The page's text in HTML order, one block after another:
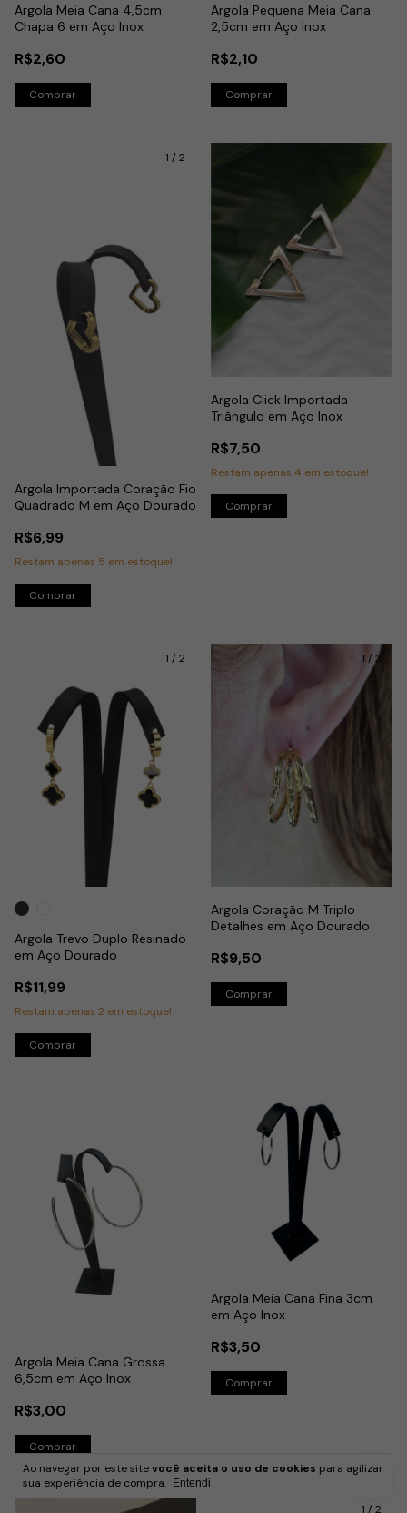
Ao navegar por este sitevocê aceita o uso de cookies para agilizar
sua experiência de compra.
Entendi
Argola Meia Cana 4,5cm
Chapa 6 em Aço Inox
R$2,60
Argola Pequena Meia Cana
2,5cm em Aço Inox
R$2,10
1 / 2
Argola Importada Coração Fio
Quadrado M em Aço Dourado
R$6,99
Restam apenas 5 em estoque!
Argola Click Importada
Triângulo em Aço Inox
R$7,50
Restam apenas 4 em estoque!
1 / 2
Argola Trevo Duplo Resinado
em Aço Dourado
R$11,99
Restam apenas 2 em estoque!
Comprar
1 / 2
Argola Coração M Triplo
Detalhes em Aço Dourado
R$9,50
Argola Meia Cana Grossa
6,5cm em Aço Inox
R$3,00
Argola Meia Cana Fina 3cm
em Aço Inox
R$3,50
1 / 2